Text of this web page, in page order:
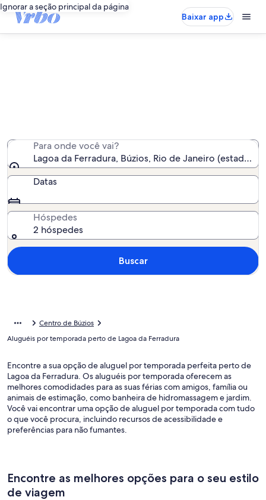
Ignorar a seção principal da página
Baixar app
Para onde você vai?
Lagoa da Ferradura, Búzios, Rio de Janeiro (estado),
Datas
Hóspedes
2 hóspedes
Buscar
Centro de Búzios
Aluguéis por temporada perto de Lagoa da Ferradura
Encontre a sua opção de aluguel por temporada perfeita perto de
Lagoa da Ferradura. Os aluguéis por temporada oferecem as
melhores comodidades para as suas férias com amigos, família ou
animais de estimação, como banheira de hidromassagem e jardim.
Você vai encontrar uma opção de aluguel por temporada com tudo
o que você procura, incluindo recursos de acessibilidade e
preferências para não fumantes.
Encontre as melhores opções para o seu estilo
de viagem